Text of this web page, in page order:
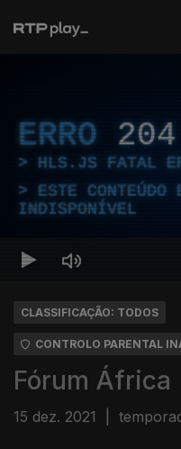
ERRO 204
HLS.JS FATAL
ESTE CONTEÚDO
INDISPONÍVEL
CLASSIFICAÇÃO: TODOS
CONTROLO PARENTAL
Fórum África
15 dez. 2021